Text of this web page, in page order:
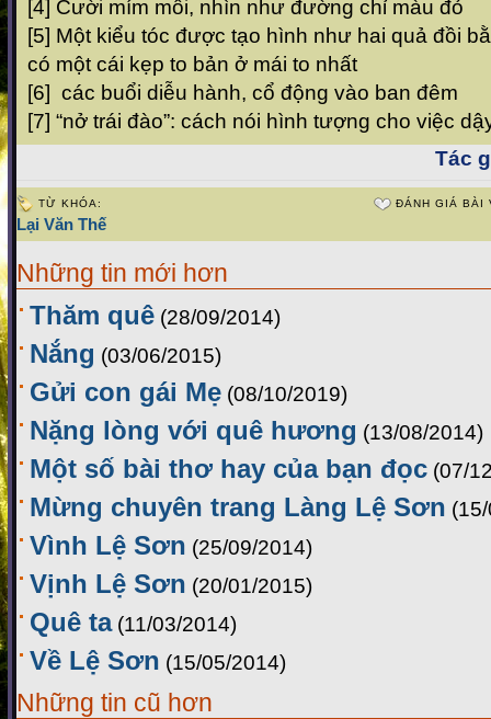
[4] Cười mím môi, nhìn như đường chỉ màu đỏ
[5] Một kiểu tóc được tạo hình như hai quả đồi
có một cái kẹp to bản ở mái to nhất
[6] các buổi diễu hành, cổ động vào ban đêm
[7] “nở trái đào”: cách nói hình tượng cho việc
Tác
TỪ KHÓA:
Lại Văn Thế
ĐÁNH GIÁ BÀI
Những tin mới hơn
Thăm quê (28/09/2014)
Nắng (03/06/2015)
Gửi con gái Mẹ (08/10/2019)
Nặng lòng với quê hương (13/08/2014)
Một số bài thơ hay của bạn đọc (07/
Mừng chuyên trang Làng Lệ Sơn
Vình Lệ Sơn (25/09/2014)
Vịnh Lệ Sơn (20/01/2015)
Quê ta (11/03/2014)
Về Lệ Sơn (15/05/2014)
Những tin cũ hơn